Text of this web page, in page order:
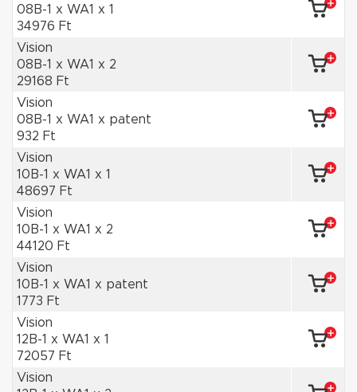
08B-1 x WA1 x 1
34976 Ft
Vision
08B-1 x WA1 x 2
29168 Ft
Vision
08B-1 x WA1 x patent
932 Ft
Vision
10B-1 x WA1 x 1
48697 Ft
Vision
10B-1 x WA1 x 2
44120 Ft
Vision
10B-1 x WA1 x patent
1773 Ft
Vision
12B-1 x WA1 x 1
72057 Ft
Vision